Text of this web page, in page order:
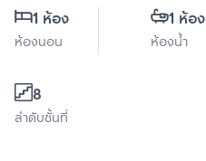
1 ห้อง
ห้องนอน
1 ห้อง
ห้องน้ำ
8
ลำดับชั้นที่